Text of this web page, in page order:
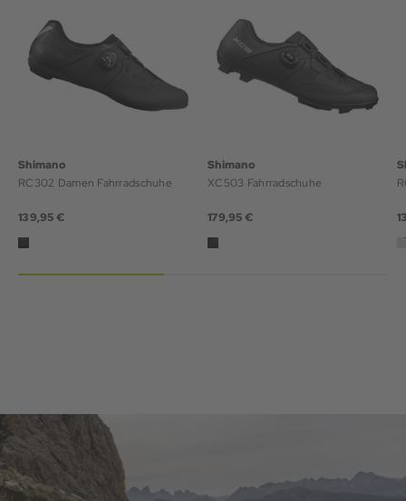
Shimano
RC302 Damen Fahrradschuhe
139,95 €
Shimano
XC503 Fahrradschuhe
179,95 €